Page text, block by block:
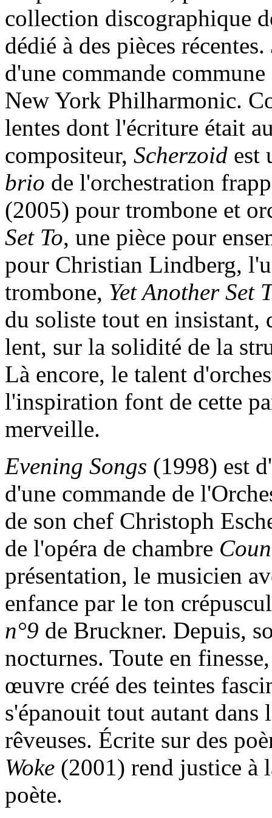
collection discographique
dédié à des pièces récentes.
d'une commande
New York Philharmonic.
lentes dont l'écriture était
compositeur, Scherzoid est
brio de l'orchestration
(2005) pour trombone et
Set To, une pièce pour
pour Christian Lindberg,
trombone, Yet Another Set
du soliste tout en insistant,
lent, sur la solidité de la
Là encore, le talent
l'inspiration font de cette
merveille.
Evening Songs (1998) est
d'une commande de
de son chef Christoph
de l'opéra de chambre
présentation, le musicien
enfance par le ton
n°9 de Bruckner. Depuis,
nocturnes. Toute en
œuvre créé des teintes
s'épanouit tout autant dans
rêveuses. Écrite sur des
Woke (2001) rend justice à
poète.